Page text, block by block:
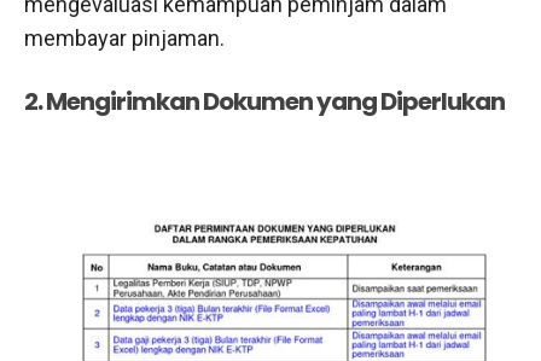
membayar pinjaman.
2. Mengirimkan Dokumen yang Diperlukan